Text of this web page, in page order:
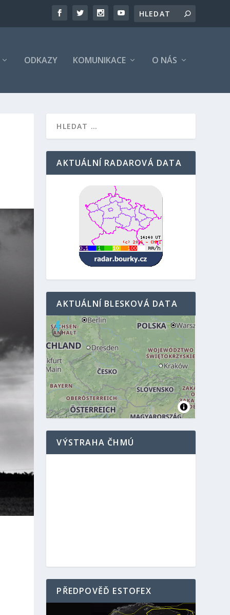
ODKAZY KOMUNIKACE O NÁS
AKTUÁLNÍ RADAROVÁ DATA
AKTUÁLNÍ BLESKOVÁ DATA
VÝSTRAHA ČHMÚ
PŘEDPOVĚĎ ESTOFEX